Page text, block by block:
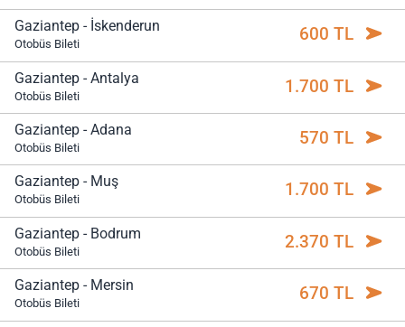
Gaziantep - İskenderun
Otobüs Bileti 600 TL
Gaziantep - Antalya
Otobüs Bileti 1.700 TL
Gaziantep - Adana
Otobüs Bileti 570 TL
Gaziantep - Muş
Otobüs Bileti 1.700 TL
Gaziantep - Bodrum
Otobüs Bileti 2.370 TL
Gaziantep - Mersin
Otobüs Bileti 670 TL